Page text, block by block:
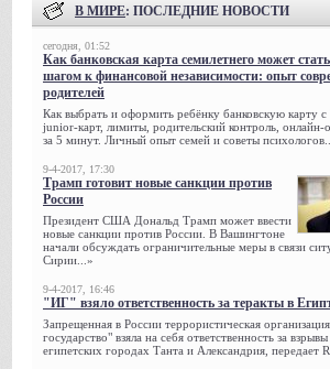
В МИРЕ: ПОСЛЕДНИЕ НОВОСТИ
сегодня, 01:52
Как банковская карта семилетнего может
шагом к финансовой независимости: опыт
родителей
Как выбрать и оформить ребёнку банковскую карту
junior-карт, лимиты, родительский контроль, онлайн-
за 5 минут. Личный опыт семей и советы
9-4-2017, 17:30
Трамп готовит новые санкции против
России
Президент США Дональд Трамп может ввести
новые санкции против России. В Вашингтоне
начали обсуждать ограничительные меры в связи
Сирии...»
9-4-2017, 16:46
"ИГ" взяло ответственность за теракты в
Запрещенная в России террористическая
государство" взяла на себя ответственность за взрывы
египетских городах Танта и Александрия, передает